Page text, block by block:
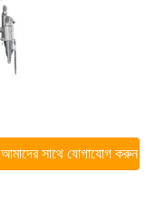
আমাদের সাথে যোগাযোগ করুন